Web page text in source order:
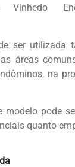
Vinhedo
ser utilizada
áreas
na
modelo pode
quanto